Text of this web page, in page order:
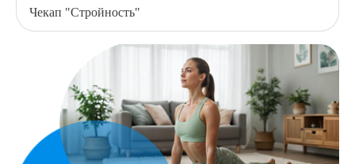
8 (863) 309-05-06
ЗАКАЗАТЬ ЗВОНОК
ЗАПИСЬ ОНЛАЙН
Чекап "Стройность"